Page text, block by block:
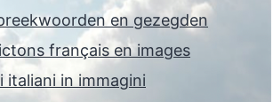
en gezegden
français en images
italiani in immagini